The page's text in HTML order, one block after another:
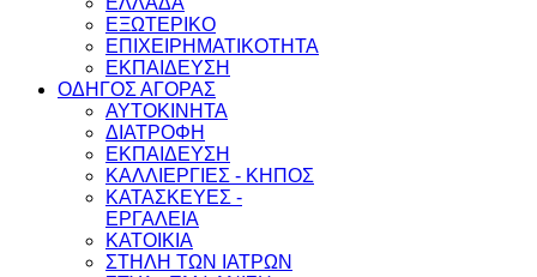
ΕΞΩΤΕΡΙΚΟ
ΕΠΙΧΕΙΡΗΜΑΤΙΚΟΤΗΤΑ
ΕΚΠΑΙΔΕΥΣΗ
ΟΔΗΓΟΣ ΑΓΟΡΑΣ
ΑΥΤΟΚΙΝΗΤΑ
ΔΙΑΤΡΟΦΗ
ΕΚΠΑΙΔΕΥΣΗ
ΚΑΛΛΙΕΡΓΙΕΣ - ΚΗΠΟΣ
ΚΑΤΑΣΚΕΥΕΣ -
ΕΡΓΑΛΕΙΑ
ΚΑΤΟΙΚΙΑ
ΣΤΗΛΗ ΤΩΝ ΙΑΤΡΩΝ